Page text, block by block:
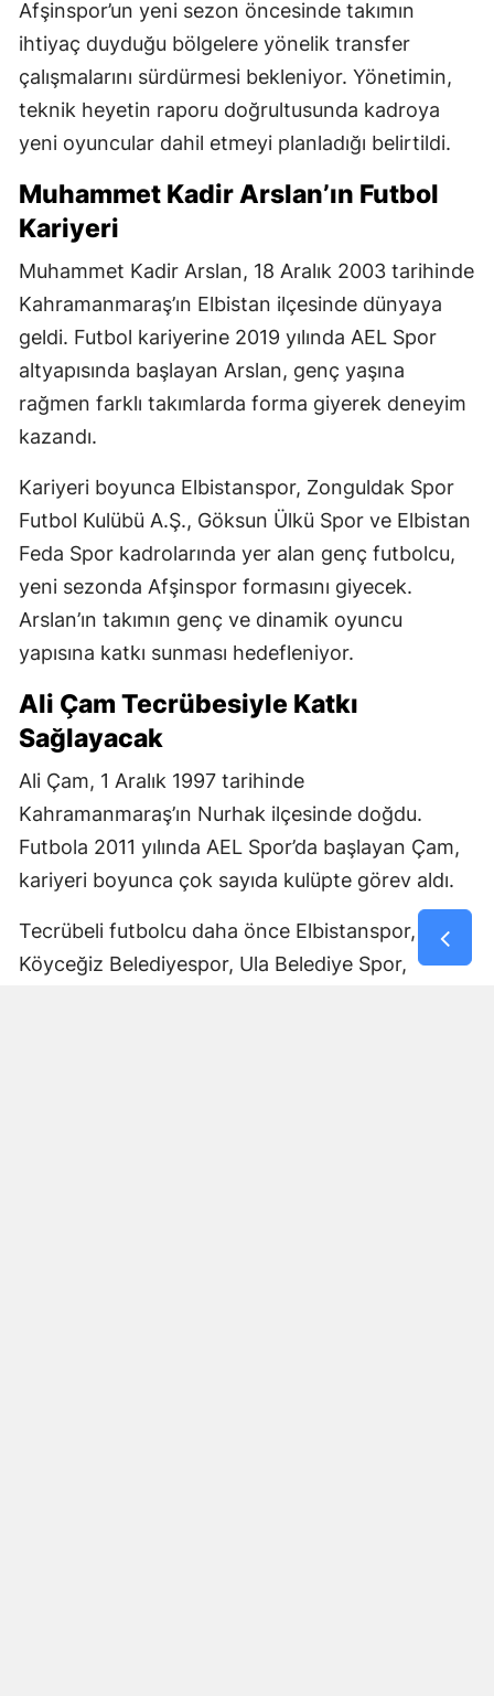
Afşinspor’un yeni sezon öncesinde takımın
ihtiyaç duyduğu bölgelere yönelik transfer
çalışmalarını sürdürmesi bekleniyor. Yönetimin,
teknik heyetin raporu doğrultusunda kadroya
yeni oyuncular dahil etmeyi planladığı belirtildi.
Muhammet Kadir Arslan’ın Futbol
Kariyeri
Muhammet Kadir Arslan, 18 Aralık 2003 tarihinde
Kahramanmaraş’ın Elbistan ilçesinde dünyaya
geldi. Futbol kariyerine 2019 yılında AEL Spor
altyapısında başlayan Arslan, genç yaşına
rağmen farklı takımlarda forma giyerek deneyim
kazandı.
Kariyeri boyunca Elbistanspor, Zonguldak Spor
Futbol Kulübü A.Ş., Göksun Ülkü Spor ve Elbistan
Feda Spor kadrolarında yer alan genç futbolcu,
yeni sezonda Afşinspor formasını giyecek.
Arslan’ın takımın genç ve dinamik oyuncu
yapısına katkı sunması hedefleniyor.
Ali Çam Tecrübesiyle Katkı
Sağlayacak
Ali Çam, 1 Aralık 1997 tarihinde
Kahramanmaraş’ın Nurhak ilçesinde doğdu.
Futbola 2011 yılında AEL Spor’da başlayan Çam,
kariyeri boyunca çok sayıda kulüpte görev aldı.
Tecrübeli futbolcu daha önce Elbistanspor,
Köyceğiz Belediyespor, Ula Belediye Spor,